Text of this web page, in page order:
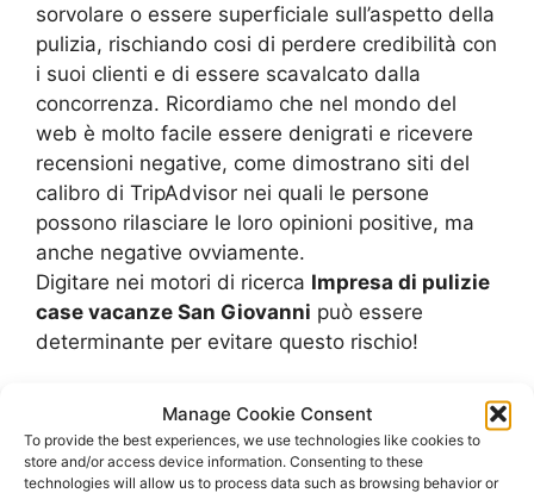
Manage Cookie Consent
To provide the best experiences, we use technologies like cookies to
store and/or access device information. Consenting to these
technologies will allow us to process data such as browsing behavior or
sorvolare o essere superficiale sull’aspetto della
pulizia, rischiando cosi di perdere credibilità con
i suoi clienti e di essere scavalcato dalla
concorrenza. Ricordiamo che nel mondo del
web è molto facile essere denigrati e ricevere
recensioni negative, come dimostrano siti del
calibro di TripAdvisor nei quali le persone
possono rilasciare le loro opinioni positive, ma
anche negative ovviamente.
Digitare nei motori di ricerca Impresa di pulizie
case vacanze San Giovanni può essere
determinante per evitare questo rischio!
Cos è un’impresa di
pulizie